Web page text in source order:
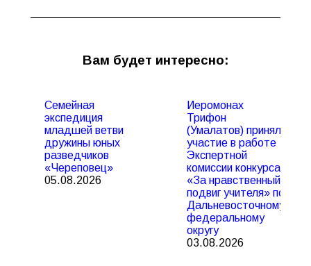
Вам будет интересно:
Семейная
экспедиция
младшей ветви
дружины юных
разведчиков
«Череповец»
05.08.2026
Иеромонах
Трифон
(Умалатов) принял
участие в работе
Экспертной
комиссии конкурса
«За нравственный
подвиг учителя» по
Дальневосточному
федеральному
округу
03.08.2026